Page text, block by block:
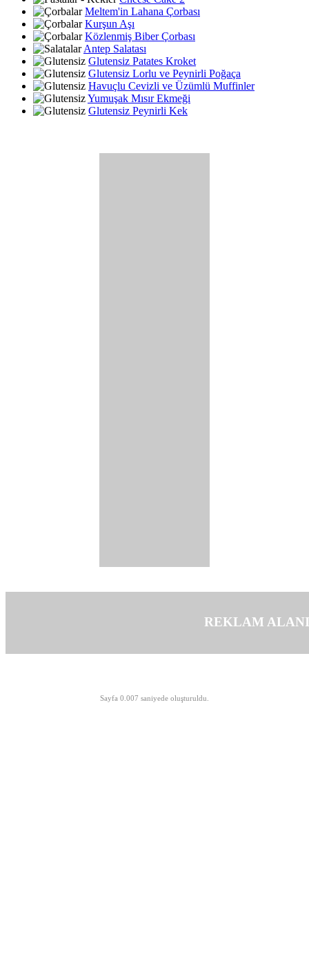
Meltem'in Lahana Çorbası
Kurşun Aşı
Közlenmiş Biber Çorbası
Antep Salatası
Glutensiz Patates Kroket
Glutensiz Lorlu ve Peynirli Poğaça
Havuçlu Cevizli ve Üzümlü Muffinler
Yumuşak Mısır Ekmeği
Glutensiz Peynirli Kek
REKLAM ALANI
Sayfa 0.007 saniyede oluşturuldu.